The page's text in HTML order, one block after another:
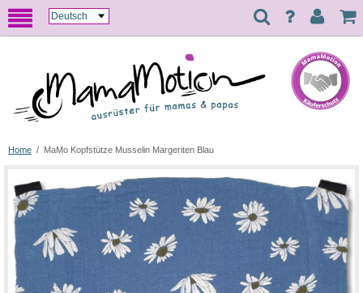
Home / MaMo Kopfstütze Musselin Margeriten Blau